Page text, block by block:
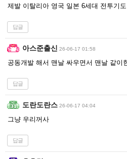
제발 이탈리아 영국 일본 6세대 전투기
답글
아스준출신 26-06-17 01:58
공동개발 해서 맨날 싸우면서 맨날 같이
답글
도란도란스 26-06-17 04:04
그냥 우리꺼사
답글